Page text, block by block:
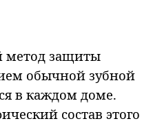
метод защиты
обычной зубной
в каждом доме.
состав этого